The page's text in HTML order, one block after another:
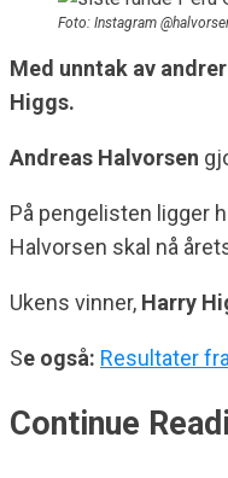
Foto: Instagram
Med unntak av
Higgs.
Andreas Halvorsen
På pengelisten ligger
Halvorsen skal nå
Ukens vinner, Harry
Se også: Resultater
Continue